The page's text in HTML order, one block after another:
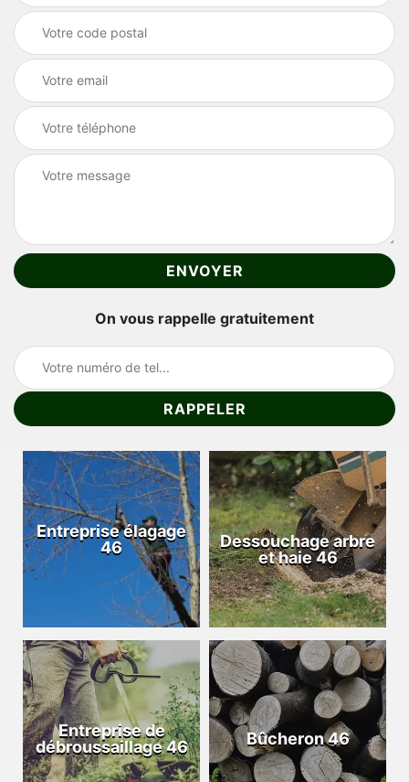
On vous rappelle gratuitement
Entreprise élagage
46
Dessouchage arbre
et haie 46
Entreprise de
débroussaillage 46
Bûcheron 46